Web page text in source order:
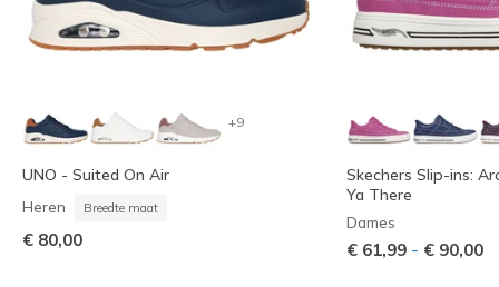
+9
UNO - Suited On Air
Heren Breedte maat
€ 80,00
Skechers Slip-ins:
Ya There
Dames
€ 61,99 - € 90,00